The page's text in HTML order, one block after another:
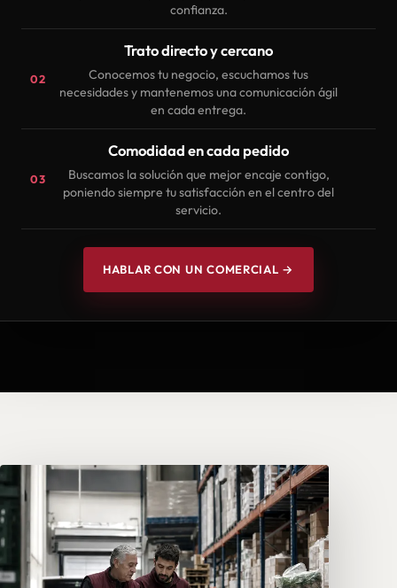
confianza.
02
Trato directo y cercano
Conocemos tu negocio, escuchamos tus
necesidades y mantenemos una comunicación ágil
en cada entrega.
03
Comodidad en cada pedido
Buscamos la solución que mejor encaje contigo,
poniendo siempre tu satisfacción en el centro del
servicio.
HABLAR CON UN COMERCIAL →